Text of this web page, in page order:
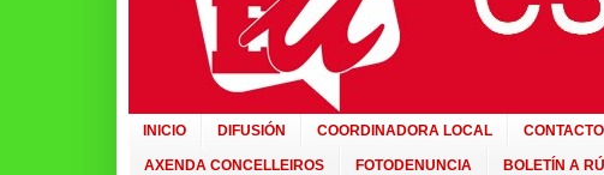
INICIO DIFUSIÓN COORDINADORA LOCAL CONTACTO
AXENDA CONCELLEIROS FOTODENUNCIA BOLETÍN A